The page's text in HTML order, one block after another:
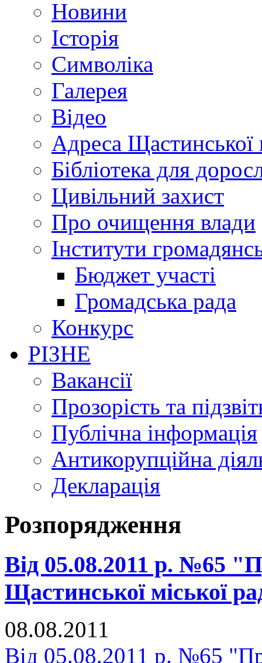
Новини
Історія
Символіка
Галерея
Відео
Адреса Щастинської
Бібліотека для
Цивільний захист
Про очищення влади
Інститути
Бюджет участі
Громадська рада
Конкурс
РІЗНЕ
Вакансії
Прозорість та
Публічна інформація
Антикорупційна
Декларація
Розпорядження
Від 05.08.2011 р. №65
Щастинської міської
08.08.2011
Від 05.08.2011 р. №65